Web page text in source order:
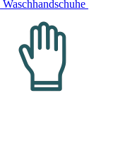
Waschhandschuhe